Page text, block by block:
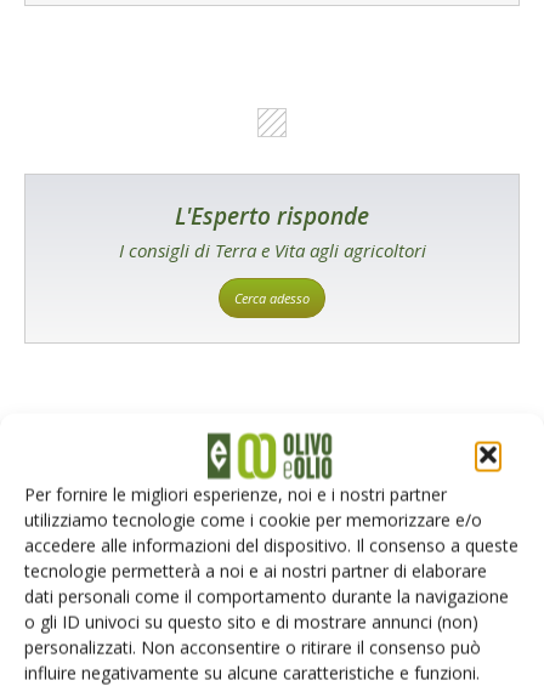
Per fornire le migliori esperienze, noi e i nostri partner
utilizziamo tecnologie come i cookie per memorizzare e/o
accedere alle informazioni del dispositivo. Il consenso a queste
tecnologie permetterà a noi e ai nostri partner di elaborare
dati personali come il comportamento durante la navigazione
o gli ID univoci su questo sito e di mostrare annunci (non)
personalizzati. Non acconsentire o ritirare il consenso può
influire negativamente su alcune caratteristiche e funzioni.
L'Esperto risponde
I consigli di Terra e Vita agli agricoltori
Cerca adesso
OLIO DOP IGP 20 Maggio 2025
Nuovo disciplinare di
produzione per la Dop “Terra
d’Otranto”
Il Consorzio di tutela ne ha ottenuto l’approvazione da parte del